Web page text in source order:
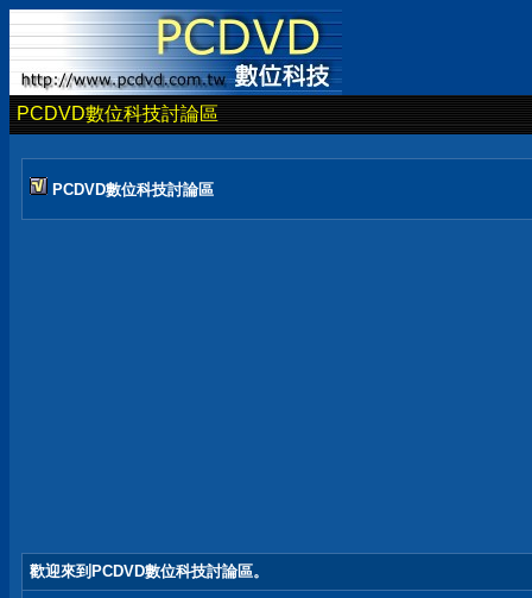
PCDVD數位科技討論區
PCDVD數位科技討論區
歡迎來到PCDVD數位科技討論區。